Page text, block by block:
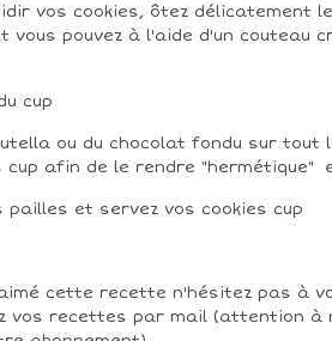
vos cookies, ôtez délicatement
vous pouvez à l'aide d'un couteau
cup
ou du chocolat fondu sur tout
cup afin de le rendre "hermétique"
pailles et servez vos cookies cup
cette recette n'hésitez pas à
vos recettes par mail (attention à